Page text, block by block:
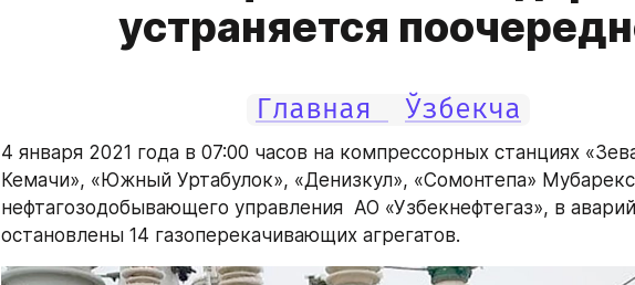
устраняется
Главная Ўзбекча
4 января 2021 года в 07:00 часов на компрессорных станциях
Кемачи», «Южный Уртабулок», «Денизкул», «Сомонтепа»
нефтагозодобывающего управления  АО «Узбекнефтегаз», в
остановлены 14 газоперекачивающих агрегатов.